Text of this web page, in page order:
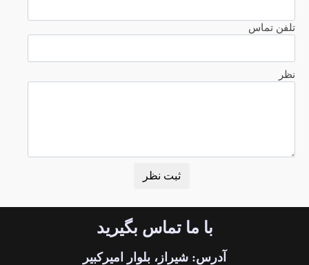
تلفن تماس
نظر
با ما تماس بگیرید
آدرس: شیراز، بلوار امیرکبیر